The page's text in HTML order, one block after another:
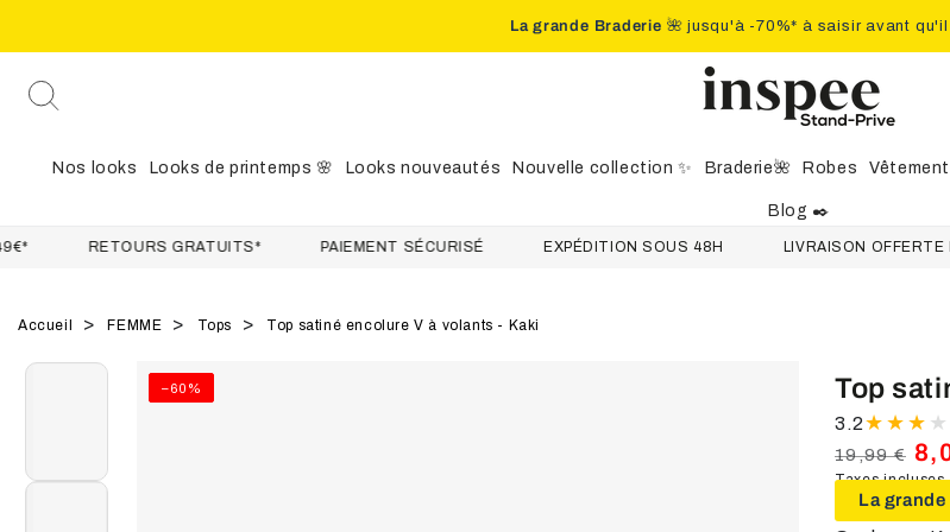
La grande Braderie 🌺 jusqu'à -70%* à saisir avant
Nos looks Looks de printemps 🌸 Looks nouveautés Nouvelle collection ✨ Braderie🌺 Robes
Blog ✒️
RETOURS GRATUITS* PAIEMENT SÉCURISÉ EXPÉDITION SOUS 48H LIVRAISON OFFERTE DÈS
Accueil FEMME Tops Top satiné encolure V à volants - Kaki
IGNORER LES
INFORMATIONS
–60% Top
3.2
Prix
normal
19,99 €
Prix
de
Taxes incluses.
La